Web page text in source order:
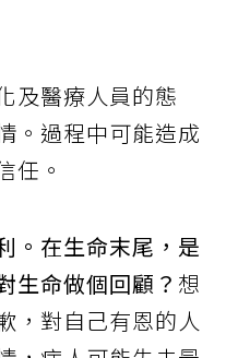
及醫療人員的態
。過程中可能造成
任。
。在生命末尾，是
生命做個回顧？ 想
，對自己有恩的人